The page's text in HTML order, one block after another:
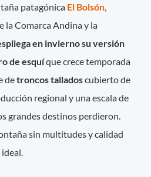
patagónica El Bolsón,
la Comarca Andina y la
en invierno su versión
de esquíque crece temporada
detroncos talladoscubierto de
regional y una escala de
grandes destinos perdieron.
sin multitudes y calidad